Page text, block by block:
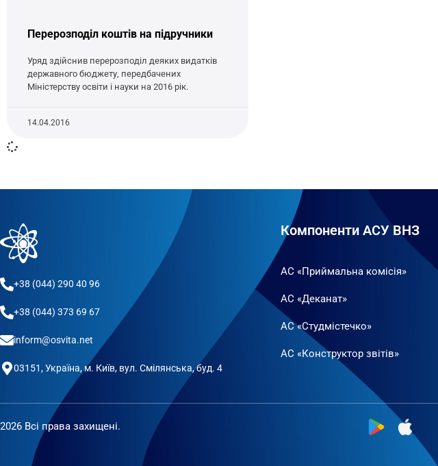
Перерозподіл коштів на підручники
Уряд здійснив перерозподіл деяких видатків
державного бюджету, передбачених
Міністерству освіти і науки на 2016 рік.
14.04.2016
+38 (044) 290 40 96
+38 (044) 373 69 67
inform@osvita.net
03151, Україна, м. Київ, вул. Смілянська, буд. 4
Компоненти АСУ ВНЗ
АС «Приймальна комісія»
АС «Деканат»
АС «Студмістечко»
АС «Конструктор звітів»
2026 Всі права захищені.